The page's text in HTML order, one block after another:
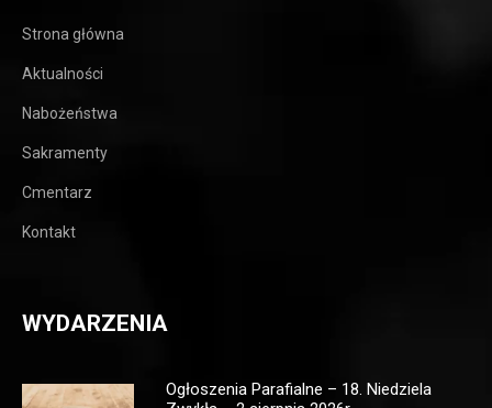
Strona główna
Aktualności
Nabożeństwa
Sakramenty
Cmentarz
Kontakt
WYDARZENIA
Ogłoszenia Parafialne – 18. Niedziela